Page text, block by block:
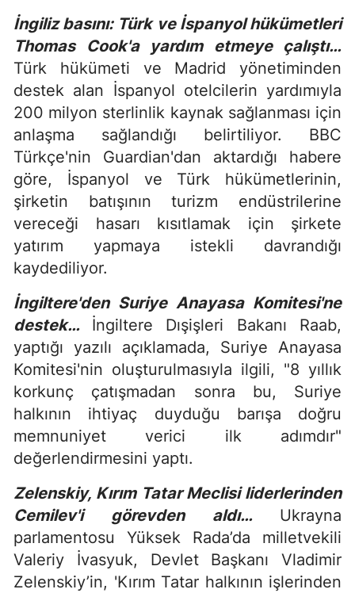
İngiliz basını: Türk ve İspanyol hükümetleri
Thomas Cook'a yardım etmeye çalıştı…
Türk hükümeti ve Madrid yönetiminden
destek alan İspanyol otelcilerin yardımıyla
200 milyon sterlinlik kaynak sağlanması için
anlaşma sağlandığı belirtiliyor. BBC
Türkçe'nin Guardian'dan aktardığı habere
göre, İspanyol ve Türk hükümetlerinin,
şirketin batışının turizm endüstrilerine
vereceği hasarı kısıtlamak için şirkete
yatırım yapmaya istekli davrandığı
kaydediliyor.
İngiltere'den Suriye Anayasa Komitesi'ne
destek… İngiltere Dışişleri Bakanı Raab,
yaptığı yazılı açıklamada, Suriye Anayasa
Komitesi'nin oluşturulmasıyla ilgili, "8 yıllık
korkunç çatışmadan sonra bu, Suriye
halkının ihtiyaç duyduğu barışa doğru
memnuniyet verici ilk adımdır"
değerlendirmesini yaptı.
Zelenskiy, Kırım Tatar Meclisi liderlerinden
Cemilev'i görevden aldı… Ukrayna
parlamentosu Yüksek Rada’da milletvekili
Valeriy İvasyuk, Devlet Başkanı Vladimir
Zelenskiy’in, 'Kırım Tatar halkının işlerinden